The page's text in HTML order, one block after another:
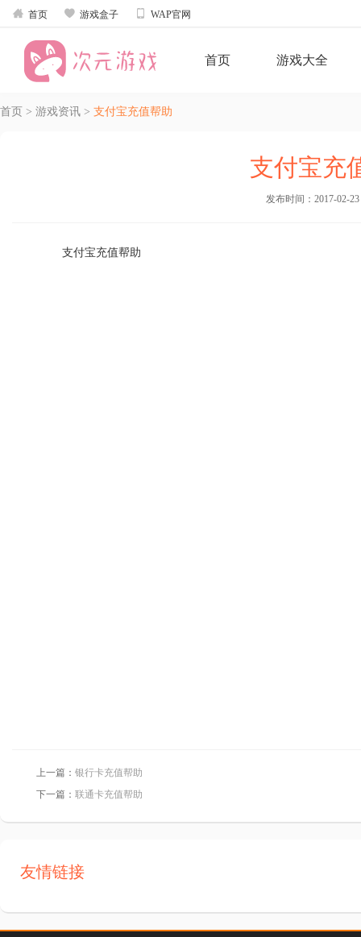
 首页  游戏盒子  WAP官网
首页 游戏大全
首页 > 游戏资讯 > 支付宝充值帮助
支付宝充
发布时间：2017-02-23
支付宝充值帮助
上一篇： 银行卡充值帮助
下一篇： 联通卡充值帮助
友情链接